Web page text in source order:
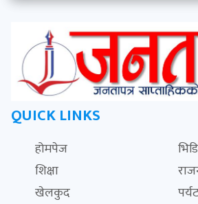
QUICK LINKS
होमपेज
शिक्षा
खेलकुद